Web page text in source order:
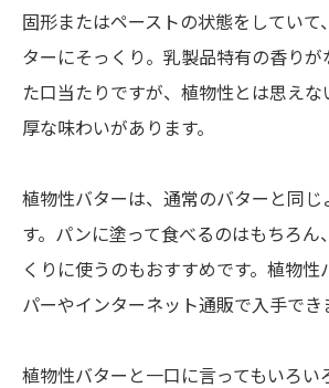
固形またはペーストの状態をしていて
ターにそっくり。乳製品特有の香りが
た口当たりですが、植物性とは思え
厚な味わいがあります。
植物性バターは、通常のバターと同じ
す。パンに塗って食べるのはもちろん
くりに使うのもおすすめです。植物性
パーやインターネット通販で入手でき
植物性バターと一口に言ってもいろい